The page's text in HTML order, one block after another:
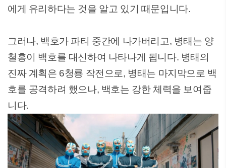
에게 유리하다는 것을 알고 있기 때문입니다.
그러나, 백호가 파티 중간에 나가버리고, 병태는 양
철홍이 백호를 대신하여 나타나게 됩니다. 병태의
진짜 계획은 6청룡 작전으로, 병태는 마지막으로 백
호를 공격하려 했으나, 백호는 강한 체력을 보여줍
니다.